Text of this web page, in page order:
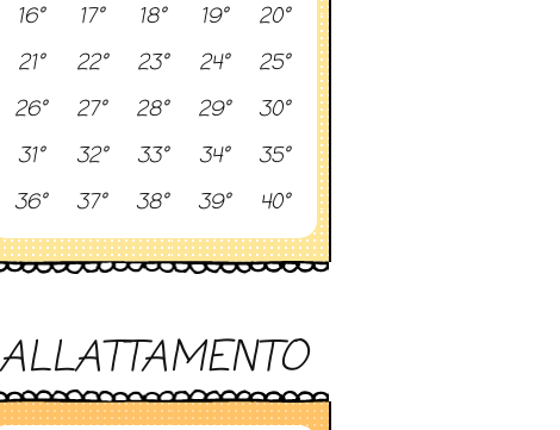
16°
17° 18° 19°
20°
21°
22° 23° 24°
25°
26°
27° 28° 29°
30°
31°
32° 33° 34°
35°
36°
37° 38° 39° 40°
ALLATTAMENTO